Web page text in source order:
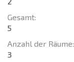
Gesamt:
5
Anzahl der Räume:
3